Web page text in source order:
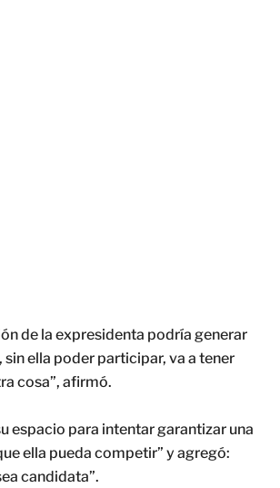
de la expresidenta podría generar
ella poder participar, va a tener
cosa”, afirmó.
espacio para intentar garantizar una
ella pueda competir” y agregó:
candidata”.